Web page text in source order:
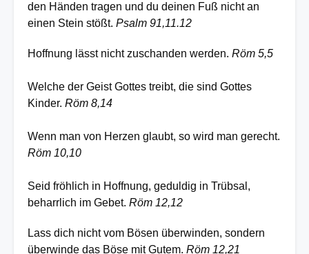
den Händen tragen und du deinen Fuß nicht an
einen Stein stößt. Psalm 91,11.12
Hoffnung lässt nicht zuschanden werden. Röm 5,5
Welche der Geist Gottes treibt, die sind Gottes
Kinder. Röm 8,14
Wenn man von Herzen glaubt, so wird man gerecht.
Röm 10,10
Seid fröhlich in Hoffnung, geduldig in Trübsal,
beharrlich im Gebet. Röm 12,12
Lass dich nicht vom Bösen überwinden, sondern
überwinde das Böse mit Gutem. Röm 12,21